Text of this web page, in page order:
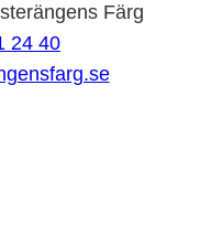
Färg
24 40